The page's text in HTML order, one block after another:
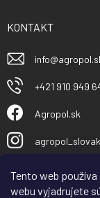
Tento web
webu vyjadrujete
KONTAKT
info@
+421 910 949
Agropol.sk